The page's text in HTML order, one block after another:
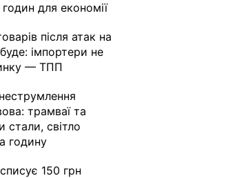
для економії
після атак на
імпортери не
— ТПП
трамваї та
стали, світло
годину
150 грн